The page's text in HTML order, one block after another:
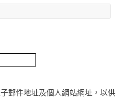
郵件地址及個人網站網址，以供